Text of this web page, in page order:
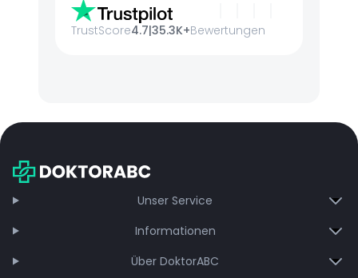
TrustScore4.7|35.3K+Bewertungen
Unser Service
Informationen
Über DoktorABC